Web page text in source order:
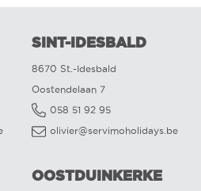
SINT-IDESBALD
8670 St.-Idesbald
Oostendelaan 7
058 51 92 95
olivier@servimoholidays.be
OOSTDUINKERKE